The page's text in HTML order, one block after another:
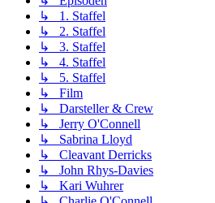
↳ 1. Staffel
↳ 2. Staffel
↳ 3. Staffel
↳ 4. Staffel
↳ 5. Staffel
↳ Film
↳ Darsteller & Crew
↳ Jerry O'Connell
↳ Sabrina Lloyd
↳ Cleavant Derricks
↳ John Rhys-Davies
↳ Kari Wuhrer